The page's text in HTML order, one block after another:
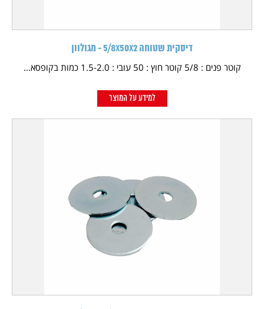
דיסקית שטוחה 5/8X50X2 - מגולוון
קוטר פנים : 5/8 קוטר חוץ : 50 עובי : 1.5-2.0 כמות בקופסא...
למידע על המוצר